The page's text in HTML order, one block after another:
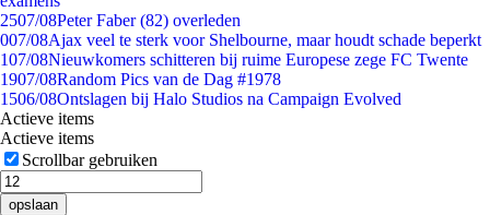
2507/08Peter Faber (82) overleden
007/08Ajax veel te sterk voor Shelbourne, maar houdt schade beperkt
107/08Nieuwkomers schitteren bij ruime Europese zege FC Twente
1907/08Random Pics van de Dag #1978
1506/08Ontslagen bij Halo Studios na Campaign Evolved
Actieve items
Actieve items
Scrollbar gebruiken
opslaan